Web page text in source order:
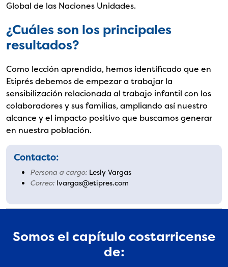
Global de las Naciones Unidades.
¿Cuáles son los principales
resultados?
Como lección aprendida, hemos identificado que en
Etiprés debemos de empezar a trabajar la
sensibilización relacionada al trabajo infantil con los
colaboradores y sus familias, ampliando así nuestro
alcance y el impacto positivo que buscamos generar
en nuestra población.
Contacto:
Persona a cargo: Lesly Vargas
Correo: lvargas@etipres.com
Somos el capítulo costarricense
de: